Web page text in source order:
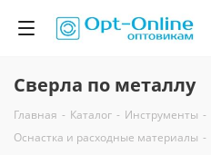
Сверла по металлу
Главная - Каталог - Инструменты -
Оснастка и расходные материалы -